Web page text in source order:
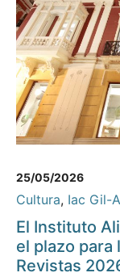
25/05/2026
Cultura, Iac Gil-
El Instituto
el plazo para
Revistas